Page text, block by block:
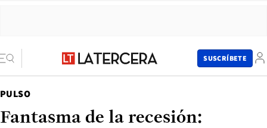
SUSCRÍBETE
PULSO
Fantasma de la recesión: